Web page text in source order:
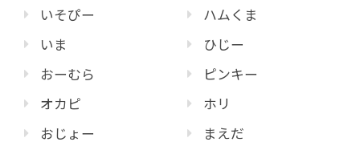
いそぴー
いま
おーむら
オカピ
おじょー
ハムくま
ひじー
ピンキー
ホリ
まえだ